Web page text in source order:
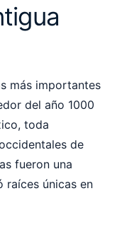
más importantes
del año 1000
toda
de
fueron una
raíces únicas en